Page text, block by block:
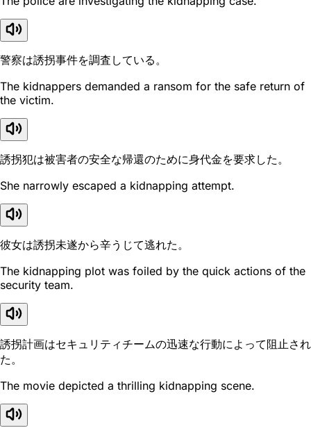
警察は誘拐事件を調査している。
The kidnappers demanded a ransom for the safe return of
the victim.
誘拐犯は被害者の安全な帰還のために身代金を要求した。
She narrowly escaped a kidnapping attempt.
彼女は誘拐未遂から辛うじて逃れた。
The kidnapping plot was foiled by the quick actions of the
security team.
誘拐計画はセキュリティチームの迅速な行動によって阻止され
た。
The movie depicted a thrilling kidnapping scene.